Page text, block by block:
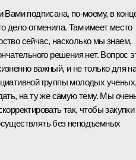
Вами подписана, по‑моему, в
дело отменила. Там имеет место
сейчас, насколько мы знаем,
решения нет. Вопрос
важный, и не только для
группы молодых
на ту же самую тему. Мы
так, чтобы закупки
без неподъемных